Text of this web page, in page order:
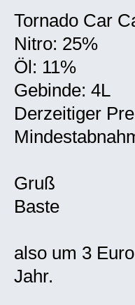
Tornado Car
Nitro: 25%
Öl: 11%
Gebinde: 4L
Derzeitiger
Gruß
Baste
also um 3
Jahr.